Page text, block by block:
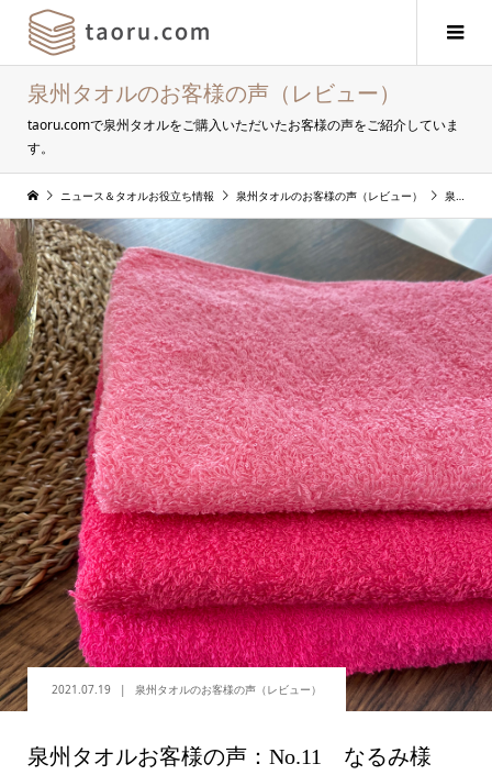
泉州タオルのお客様の声（レビュー）
taoru.comで泉州タオルをご購入いただいたお客様の声をご紹介していま
す。
ニュース＆タオルお役立ち情報 泉州タオルのお客様の声（レビュー） 泉州タオルお客様の声：No.11 なるみ様 バスタオル＆フェイスタオルのご使用
2021.07.19 泉州タオルのお客様の声（レビュー）
泉州タオルお客様の声：No.11 なるみ様